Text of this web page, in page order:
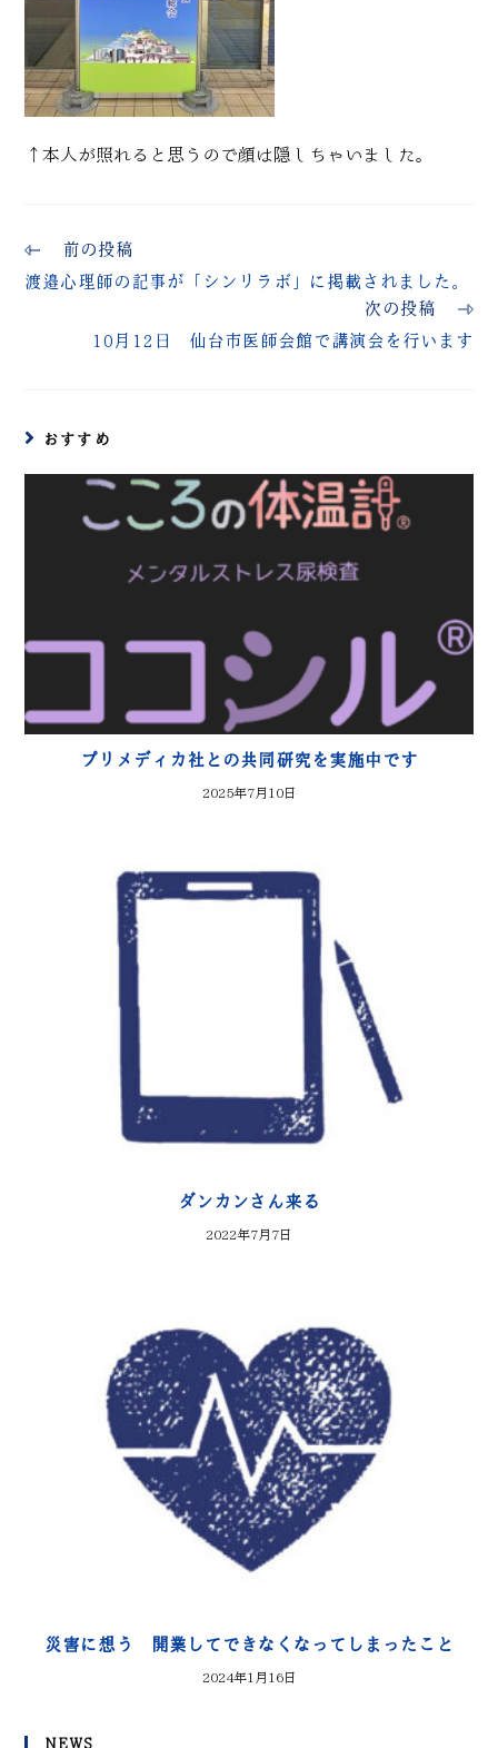
↑本人が照れると思うので顔は隠しちゃいました。
前の投稿
渡邉心理師の記事が「シンリラボ」に掲載されました。
次の投稿
10月12日 仙台市医師会館で講演会を行います
おすすめ
プリメディカ社との共同研究を実施中です
2025年7月10日
ダンカンさん来る
2022年7月7日
災害に想う 開業してできなくなってしまったこと
2024年1月16日
NEWS